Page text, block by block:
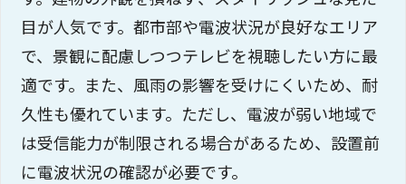
目が人気です。都市部や電波状況が良好なエリア
で、景観に配慮しつつテレビを視聴したい方に最
適です。また、風雨の影響を受けにくいため、耐
久性も優れています。ただし、電波が弱い地域で
は受信能力が制限される場合があるため、設置前
に電波状況の確認が必要です。